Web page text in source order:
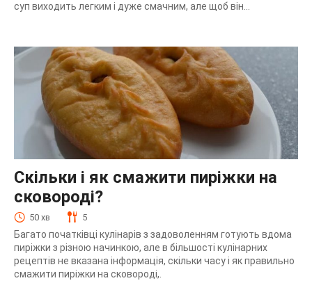
суп виходить легким і дуже смачним, але щоб він...
Скільки і як смажити пиріжки на
сковороді?
50 хв 5
Багато початківці кулінарів з задоволенням готують вдома
пиріжки з різною начинкою, але в більшості кулінарних
рецептів не вказана інформація, скільки часу і як правильно
смажити пиріжки на сковороді,.